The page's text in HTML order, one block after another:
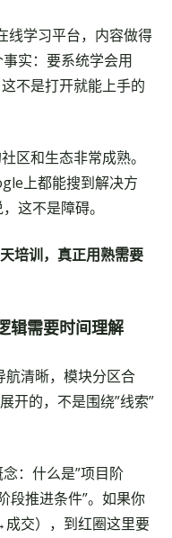
学习平台，内容做得
实：要系统学会用
不是打开就能上手的
区和生态非常成熟。
上都能搜到解决方
这不是障碍。
培训，真正用熟需要
辑需要时间理解
航清晰，模块分区合
开的，不是围绕”线索”
：什么是”项目阶
段推进条件”。如果你
交），到红圈这里要